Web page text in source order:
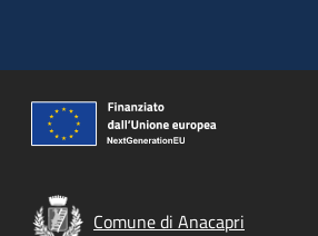
Comune di Anacapri